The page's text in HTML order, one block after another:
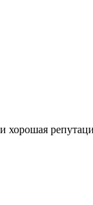
хорошая